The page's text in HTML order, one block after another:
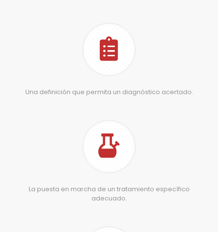
Una definición que permita un diagnóstico acertado.
La puesta en marcha de un tratamiento específico
adecuado.